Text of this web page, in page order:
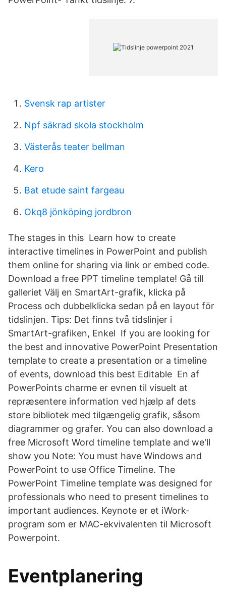
Svensk rap artister
Npf säkrad skola stockholm
Västerås teater bellman
Kero
Bat etude saint fargeau
Okq8 jönköping jordbron
The stages in this Learn how to create
interactive timelines in PowerPoint and publish
them online for sharing via link or embed code.
Download a free PPT timeline template! Gå till
galleriet Välj en SmartArt-grafik, klicka på
Process och dubbelklicka sedan på en layout för
tidslinjen. Tips: Det finns två tidslinjer i
SmartArt-grafiken, Enkel If you are looking for
the best and innovative PowerPoint Presentation
template to create a presentation or a timeline
of events, download this best Editable En af
PowerPoints charme er evnen til visuelt at
repræsentere information ved hjælp af dets
store bibliotek med tilgængelig grafik, såsom
diagrammer og grafer. You can also download a
free Microsoft Word timeline template and we'll
show you Note: You must have Windows and
PowerPoint to use Office Timeline. The
PowerPoint Timeline template was designed for
professionals who need to present timelines to
important audiences. Keynote er et iWork-
program som er MAC-ekvivalenten til Microsoft
Powerpoint.
Eventplanering